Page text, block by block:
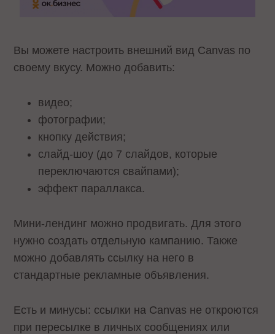
Вы можете настроить внешний вид Canvas по
своему вкусу. Можно добавить:
видео;
фотографии;
кнопку действия;
слайд-шоу (до 7 слайдов, которые
переключаются свайпами);
эффект параллакса.
Мини-лендинг можно продвигать. Для этого
нужно создать отдельную кампанию. Также
можно добавлять ссылку на него в
стандартные рекламные объявления.
Есть и минусы: ссылки на Canvas не откроются
при пересылке в личных сообщениях или